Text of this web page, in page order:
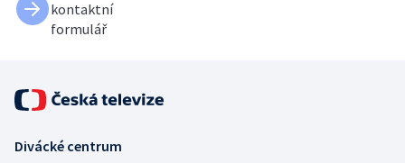
kontaktní
formulář
Divácké centrum